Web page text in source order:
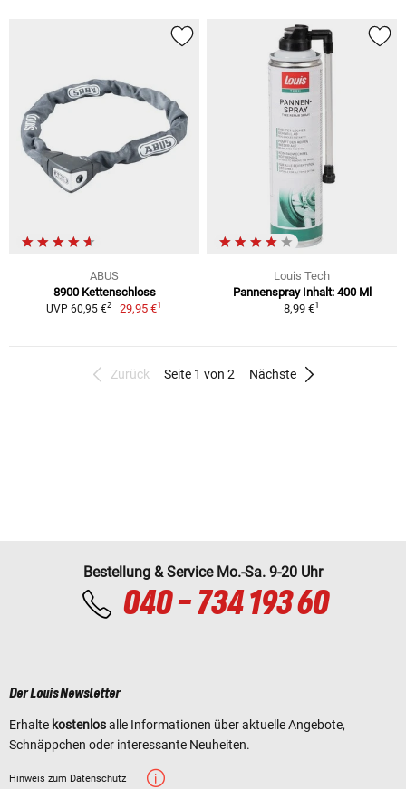
ABUS
8900 Kettenschloss
UVP 60,95 €2 29,95 €1
Louis Tech
Pannenspray Inhalt: 400 Ml
8,99 €1
Zurück Seite 1 von 2 Nächste
Bestellung & Service Mo.-Sa. 9-20 Uhr
040 - 734 193 60
Der Louis Newsletter
Erhalte kostenlosalle Informationen über aktuelle Angebote,
Schnäppchen oder interessante Neuheiten.
Hinweis zum Datenschutz